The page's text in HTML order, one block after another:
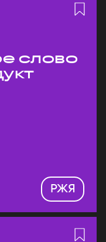
слово
РЖЯ